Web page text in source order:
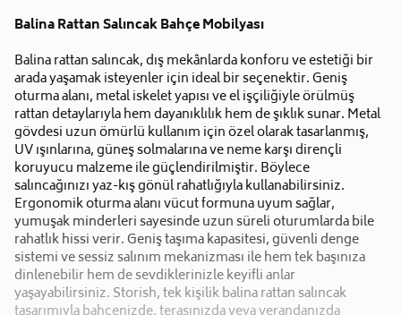
geleni yapıyoruz.
•Kargo süreçlerimizi güçlü lojistik ağımızla
destekleyerek, teslimatı en hızlı şekilde
gerçekleştiriyoruz.
•Siparişiniz hazırlandığında kurulum ekiplerimiz sizin
ile iletişime geçip müsait olduğunuz tarihte teslimat
ve kurulum planlaması yapacaktır.
•Lojistik siparişlerinizde teslimat ve kurulum hizmeti
ücretsizdir.
•Kargo ile teslimatı gerçekleştirilen tüm
ürünlerimizde kurulumu size bırakıyoruz.
•İhtiyacınız olan bütün malzemeler paket içinde
mevcuttur.
•Ayrıca, herhangi bir sorun yaşamanız durumunda
Taksit Sayısı Aylık Tutar
Toplam Tutar
Tek Çekim
20.477,40 TL
20.477,40 TL
2 Taksit
10.238,70 TL
20.477,40 TL
3 Taksit
6.825,80 TL
20.477,40 TL
4 Taksit
5.119,35 TL
5 Taksit
4.095,48 TL
20.477,40 TL
6 Taksit
3.412,90 TL
20.477,40 TL
7 Taksit
2.925,34 TL
20.477,40 TL
8 Taksit
2.559,68 TL
20.477,40 TL
9 Taksit
2.275,27 TL
Balina Rattan Salıncak Bahçe Mobilyası
Balina rattan salıncak, dış mekânlarda konforu ve estetiği bir
arada yaşamak isteyenler için ideal bir seçenektir. Geniş
oturma alanı, metal iskelet yapısı ve el işçiliğiyle örülmüş
rattan detaylarıyla hem dayanıklılık hem de şıklık sunar. Metal
gövdesi uzun ömürlü kullanım için özel olarak tasarlanmış,
UV ışınlarına, güneş solmalarına ve neme karşı dirençli
koruyucu malzeme ile güçlendirilmiştir. Böylece
salıncağınızı yaz-kış gönül rahatlığıyla kullanabilirsiniz.
Ergonomik oturma alanı vücut formuna uyum sağlar,
yumuşak minderleri sayesinde uzun süreli oturumlarda bile
rahatlık hissi verir. Geniş taşıma kapasitesi, güvenli denge
sistemi ve sessiz salınım mekanizması ile hem tek başınıza
dinlenebilir hem de sevdiklerinizle keyifli anlar
yaşayabilirsiniz. Storish, tek kişilik balina rattan salıncak